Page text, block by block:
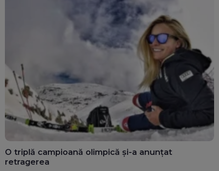
O triplă campioană olimpică și-a anunțat
retragerea